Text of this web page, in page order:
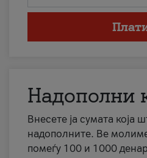
Надополни
Внесете ја сумата која
надополните. Ве
помеѓу 100 и 1000